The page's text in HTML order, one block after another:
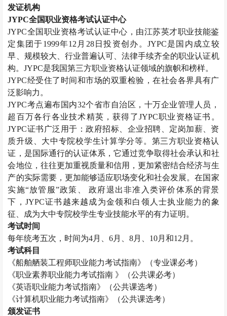
发证机构
JYPC全国职业资格考试认证中心
JYPC全国职业资格考试认证中心，由江苏英才职业技能鉴
定集团于1999年12 月 28日投资创办。 JYPC是国内成立较
早、规模较大、行业普遍认可、法律手续齐全的职业认证机
构。JYPC是我国第三方职业资格认证领域的旗帜和榜样。
JYPC经受住了时间和市场的双重检验，在社会各界具有广
泛影响力。
JYPC考点遍布国内32个省市自治区，十万企业管理人员，
超百万各行各业技术精英，获得了JYPC职业资格证书。
JYPC证书广泛用于：政府招标、企业招聘、定岗加薪、资
质升级、大中专院校学生计算学分等。第三方职业资格认
证，是国际通行的认证体系，它通过竞争取得社会承认和社
会地位，往往更加重视质量和信用，更加紧密结合经济与生
产的实际需要，更加能够适应职场变化和社会发展。在国家
实施“放管服”政策、 政府退出非准入类评价体系的背景
下， JYPC证书越来越成为金领和白领人士执业能力的象
征、成为大中专院校学生专业技能水平的有力证明。
考试时间
每年统考五次，时间为4月、6月、8月、 10月和12 月。
考试科目
《船舶舾装工程师职业能力考试指南》（专业课必考）
《职业素养职业能力考试指南 》（公共课必考）
《英语职业能力考试指南》（公共课选考）
《计算机职业能力考试指南》（公共课选考）
颁发证书